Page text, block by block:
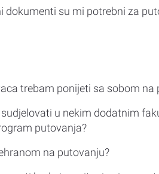
dokumenti su mi potrebni za
trebam ponijeti sa sobom na
sudjelovati u nekim dodatnim
putovanja?
na putovanju?